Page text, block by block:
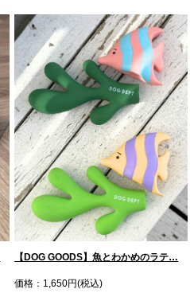
【DOG GOODS】魚とわかめのラテ…
価格：1,650円(税込)